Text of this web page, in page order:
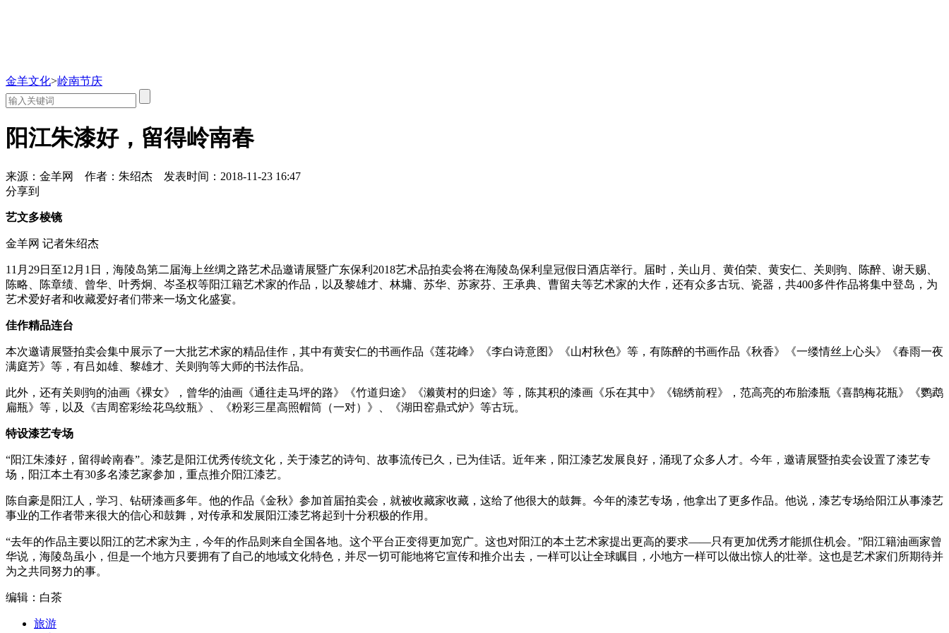
金羊文化>岭南节庆
阳江朱漆好，留得岭南春
来源：金羊网 作者：朱绍杰
发表时间：2018-11-23 16:47
分享到
艺文多棱镜
金羊网 记者朱绍杰
11月29日至12月1日，海陵岛第二届海上丝绸之路艺术品邀请展暨广东保利2018艺术品拍卖会将在海陵岛保利皇冠假日酒店举行。届时，关山月、黄伯荣、黄安仁、关则驹、陈醉、谢天赐、
陈略、陈章绩、曾华、叶秀炯、岑圣权等阳江籍艺术家的作品，以及黎雄才、林墉、苏华、苏家芬、王承典、曹留夫等艺术家的大作，还有众多古玩、瓷器，共400多件作品将集中登岛，为
艺术爱好者和收藏爱好者们带来一场文化盛宴。
佳作精品连台
本次邀请展暨拍卖会集中展示了一大批艺术家的精品佳作，其中有黄安仁的书画作品《莲花峰》《李白诗意图》《山村秋色》等，有陈醉的书画作品《秋香》《一缕情丝上心头》《春雨一夜
满庭芳》等，有吕如雄、黎雄才、关则驹等大师的书法作品。
此外，还有关则驹的油画《裸女》，曾华的油画《通往走马坪的路》《竹道归途》《濑黄村的归途》等，陈其积的漆画《乐在其中》《锦绣前程》，范高亮的布胎漆瓶《喜鹊梅花瓶》《鹦鹉
扁瓶》等，以及《吉周窑彩绘花鸟纹瓶》、《粉彩三星高照帽筒（一对）》、《湖田窑鼎式炉》等古玩。
特设漆艺专场
“阳江朱漆好，留得岭南春”。漆艺是阳江优秀传统文化，关于漆艺的诗句、故事流传已久，已为佳话。近年来，阳江漆艺发展良好，涌现了众多人才。今年，邀请展暨拍卖会设置了漆艺专
场，阳江本土有30多名漆艺家参加，重点推介阳江漆艺。
陈自豪是阳江人，学习、钻研漆画多年。他的作品《金秋》参加首届拍卖会，就被收藏家收藏，这给了他很大的鼓舞。今年的漆艺专场，他拿出了更多作品。他说，漆艺专场给阳江从事漆艺
事业的工作者带来很大的信心和鼓舞，对传承和发展阳江漆艺将起到十分积极的作用。
“去年的作品主要以阳江的艺术家为主，今年的作品则来自全国各地。这个平台正变得更加宽广。这也对阳江的本土艺术家提出更高的要求——只有更加优秀才能抓住机会。”阳江籍油画家曾
华说，海陵岛虽小，但是一个地方只要拥有了自己的地域文化特色，并尽一切可能地将它宣传和推介出去，一样可以让全球瞩目，小地方一样可以做出惊人的壮举。这也是艺术家们所期待并
为之共同努力的事。
编辑：白茶
旅游